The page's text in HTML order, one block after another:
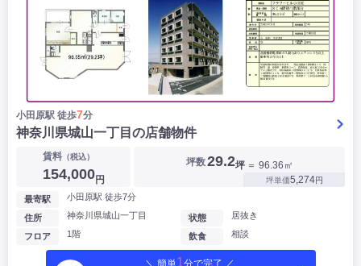
小田原駅 徒歩7分
神奈川県城山一丁目の店舗物件
賃料（税込）
154,000円
坪数29.2坪 ＝ 96.36㎡
坪単価5,274円
最寄駅 小田原駅 徒歩7分
住所 神奈川県城山一丁目
フロア 1階
状態 居抜き
飲食 相談
＼ 簡単1分で完了 ／